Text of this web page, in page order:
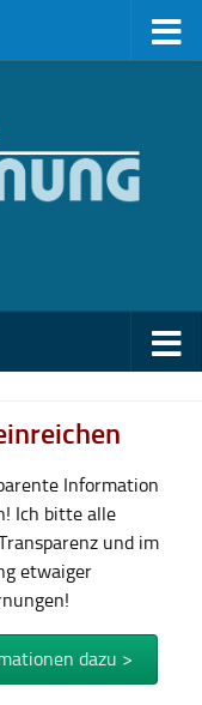
Information
Ich bitte alle
und im
etwaiger
dazu >